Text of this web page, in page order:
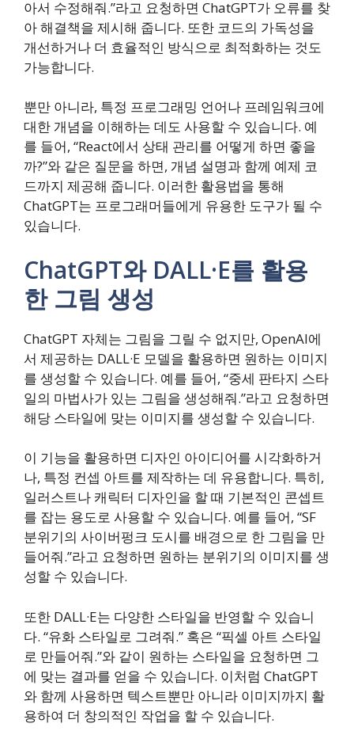
아서 수정해줘.”라고 요청하면 ChatGPT가 오류를 찾
아 해결책을 제시해 줍니다. 또한 코드의 가독성을
개선하거나 더 효율적인 방식으로 최적화하는 것도
가능합니다.
뿐만 아니라, 특정 프로그래밍 언어나 프레임워크에
대한 개념을 이해하는 데도 사용할 수 있습니다. 예
를 들어, “React에서 상태 관리를 어떻게 하면 좋을
까?”와 같은 질문을 하면, 개념 설명과 함께 예제 코
드까지 제공해 줍니다. 이러한 활용법을 통해
ChatGPT는 프로그래머들에게 유용한 도구가 될 수
있습니다.
ChatGPT와 DALL·E를 활용
한 그림 생성
ChatGPT 자체는 그림을 그릴 수 없지만, OpenAI에
서 제공하는 DALL·E 모델을 활용하면 원하는 이미지
를 생성할 수 있습니다. 예를 들어, “중세 판타지 스타
일의 마법사가 있는 그림을 생성해줘.”라고 요청하면
해당 스타일에 맞는 이미지를 생성할 수 있습니다.
이 기능을 활용하면 디자인 아이디어를 시각화하거
나, 특정 컨셉 아트를 제작하는 데 유용합니다. 특히,
일러스트나 캐릭터 디자인을 할 때 기본적인 콘셉트
를 잡는 용도로 사용할 수 있습니다. 예를 들어, “SF
분위기의 사이버펑크 도시를 배경으로 한 그림을 만
들어줘.”라고 요청하면 원하는 분위기의 이미지를 생
성할 수 있습니다.
또한 DALL·E는 다양한 스타일을 반영할 수 있습니
다. “유화 스타일로 그려줘.” 혹은 “픽셀 아트 스타일
로 만들어줘.”와 같이 원하는 스타일을 요청하면 그
에 맞는 결과를 얻을 수 있습니다. 이처럼 ChatGPT
와 함께 사용하면 텍스트뿐만 아니라 이미지까지 활
용하여 더 창의적인 작업을 할 수 있습니다.